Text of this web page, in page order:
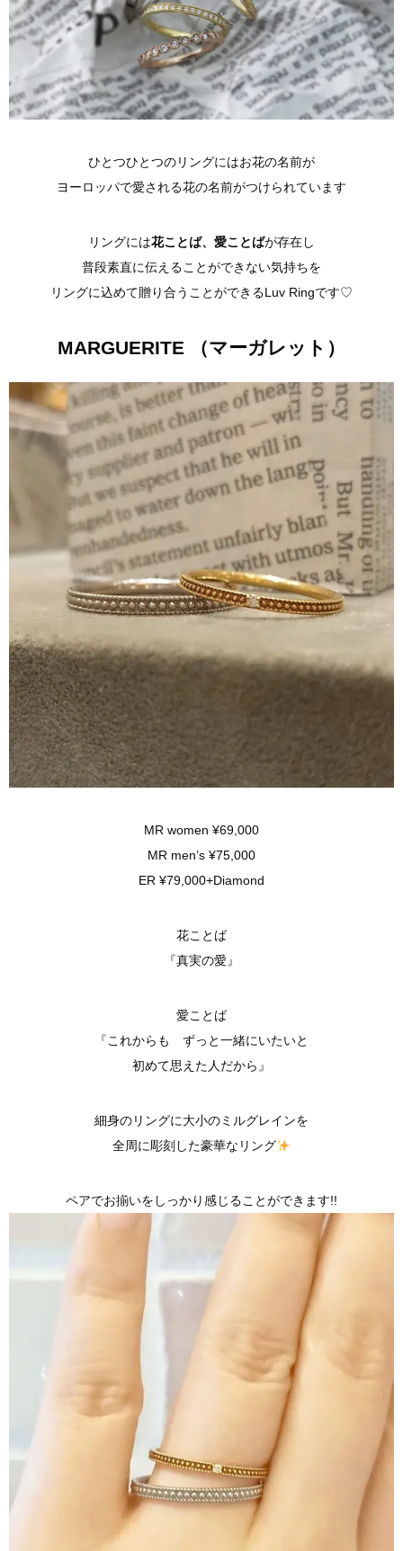
ひとつひとつのリングにはお花の名前が
ヨーロッパで愛される花の名前がつけられています
リングには花ことば、愛ことばが存在し
普段素直に伝えることができない気持ちを
リングに込めて贈り合うことができるLuv Ringです♡
MARGUERITE （マーガレット）
MR women ¥69,000
MR men’s ¥75,000
ER ¥79,000+Diamond
花ことば
『真実の愛』
愛ことば
『これからも ずっと一緒にいたいと
初めて思えた人だから』
細身のリングに大小のミルグレインを
全周に彫刻した豪華なリング
ペアでお揃いをしっかり感じることができます!!